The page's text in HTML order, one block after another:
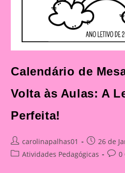
Calendário de
Volta às Aulas: A
Perfeita!
Post
author:
carolinapalhas01
Post
published:
26 de
PostAtividades Pedagógicas
Post0